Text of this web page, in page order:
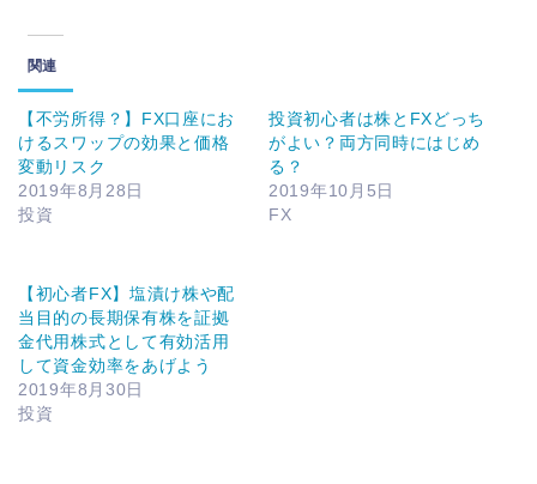
関連
【不労所得？】FX口座にお
けるスワップの効果と価格
変動リスク
2019年8月28日
投資
投資初心者は株とFXどっち
がよい？両方同時にはじめ
る？
2019年10月5日
FX
【初心者FX】塩漬け株や配
当目的の長期保有株を証拠
金代用株式として有効活用
して資金効率をあげよう
2019年8月30日
投資